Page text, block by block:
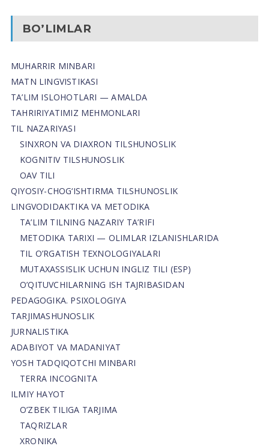
BO’LIMLAR
MUHARRIR MINBARI
MATN LINGVISTIKASI
TA’LIM ISLOHOTLARI — AMALDA
TAHRIRIYATIMIZ MEHMONLARI
TIL NAZARIYASI
SINXRON VA DIAXRON TILSHUNOSLIK
KOGNITIV TILSHUNOSLIK
OAV TILI
QIYOSIY-CHOG‘ISHTIRMA TILSHUNOSLIK
LINGVODIDAKTIKA VA METODIKA
TA’LIM TILNING NAZARIY TA’RIFI
METODIKA TARIXI — OLIMLAR IZLANISHLARIDA
TIL O’RGATISH TEXNOLOGIYALARI
MUTAXASSISLIK UCHUN INGLIZ TILI (ESP)
O’QITUVCHILARNING ISH TAJRIBASIDAN
PEDAGOGIKA. PSIXOLOGIYA
TARJIMASHUNOSLIK
JURNALISTIKA
ADABIYOT VA MADANIYAT
YOSH TADQIQOTCHI MINBARI
TERRA INCOGNITA
ILMIY HAYOT
O’ZBEK TILIGA TARJIMA
TAQRIZLAR
XRONIKA